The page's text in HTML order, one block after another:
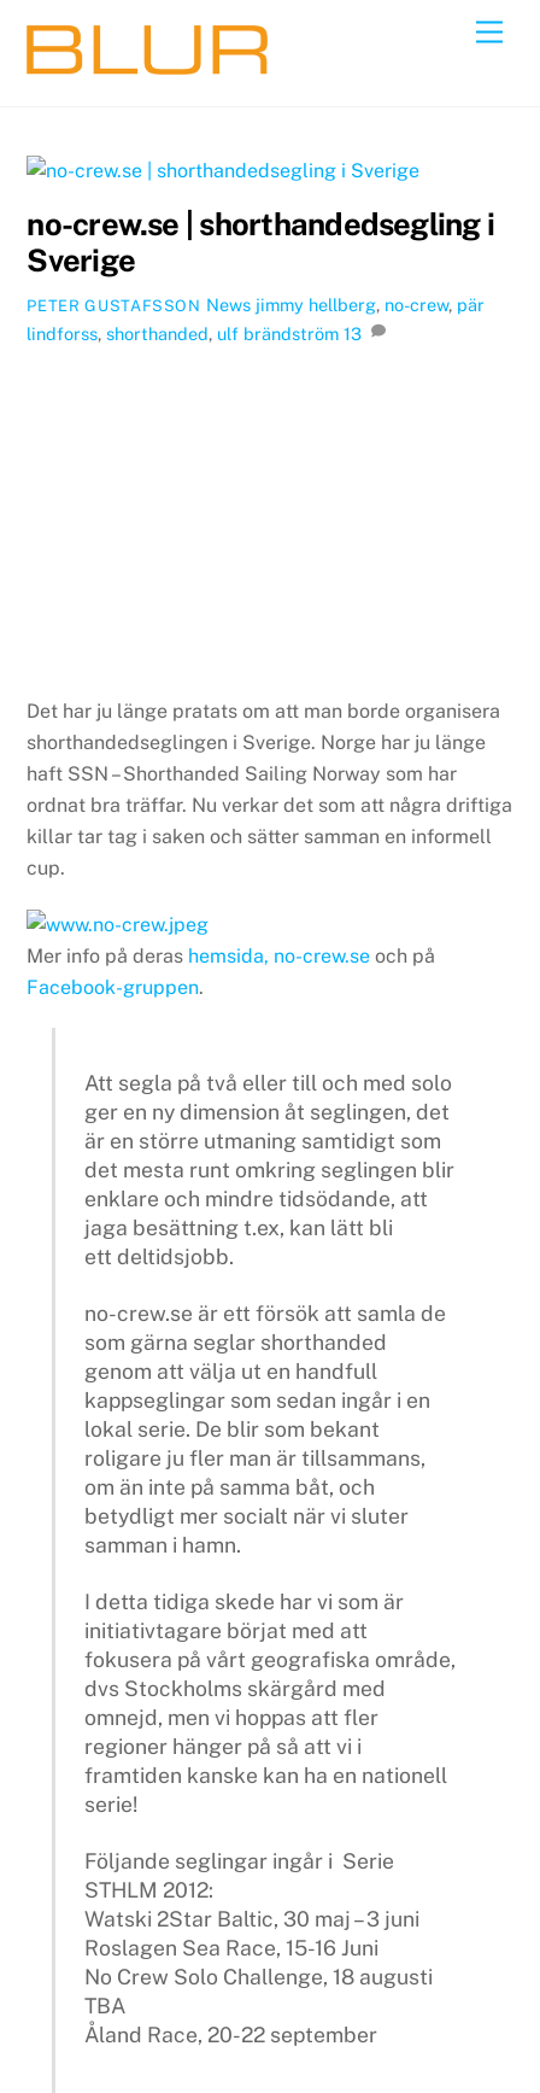
content
no-crew.se | shorthandedsegling i
Sverige
PETER GUSTAFSSON News jimmy hellberg, no-crew, pär
lindforss,shorthanded, ulf brändström 13
Det har ju länge pratats om att man borde organisera
shorthandedseglingen i Sverige. Norge har ju länge
haft SSN – Shorthanded Sailing Norway som har
ordnat bra träffar. Nu verkar det som att några driftiga
killar tar tag i saken och sätter samman en informell
cup.
Mer info på deras hemsida, no-crew.se och på
Facebook-gruppen.
Att segla på två eller till och med solo
ger en ny dimension åt seglingen, det
är en större utmaning samtidigt som
det mesta runt omkring seglingen blir
enklare och mindre tidsödande, att
jaga besättning t.ex, kan lätt bli
ett deltidsjobb.
no-crew.se är ett försök att samla de
som gärna seglar shorthanded
genom att välja ut en handfull
kappseglingar som sedan ingår i en
lokal serie. De blir som bekant
roligare ju fler man är tillsammans,
om än inte på samma båt, och
betydligt mer socialt när vi sluter
samman i hamn.
I detta tidiga skede har vi som är
initiativtagare börjat med att
fokusera på vårt geografiska område,
dvs Stockholms skärgård med
omnejd, men vi hoppas att fler
regioner hänger på så att vi i
framtiden kanske kan ha en nationell
serie!
Följande seglingar ingår i Serie
STHLM 2012:
Watski 2Star Baltic, 30 maj – 3 juni
Roslagen Sea Race, 15-16 Juni
No Crew Solo Challenge, 18 augusti
TBA
Åland Race, 20-22 september